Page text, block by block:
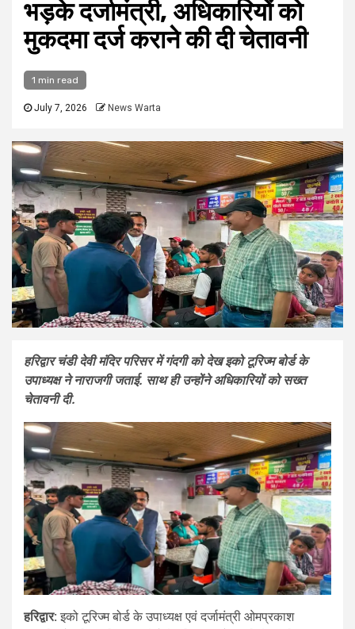
भड़के दर्जामंत्री, अधिकारियों को
मुकदमा दर्ज कराने की दी चेतावनी
1 min read
July 7, 2026 News Warta
हरिद्वार चंडी देवी मंदिर परिसर में गंदगी को देख इको टूरिज्म बोर्ड के
उपाध्यक्ष ने नाराजगी जताई. साथ ही उन्होंने अधिकारियों को सख्त
चेतावनी दी.
हरिद्वार: इको टूरिज्म बोर्ड के उपाध्यक्ष एवं दर्जामंत्री ओमप्रकाश